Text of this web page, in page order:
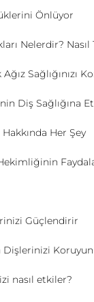
Önlüyor
Nelerdir? Nasıl
Sağlığınızı
Diş Sağlığına
Her Şey
Güçlendirir
Dişlerinizi Koruyun
nasıl etkiler?